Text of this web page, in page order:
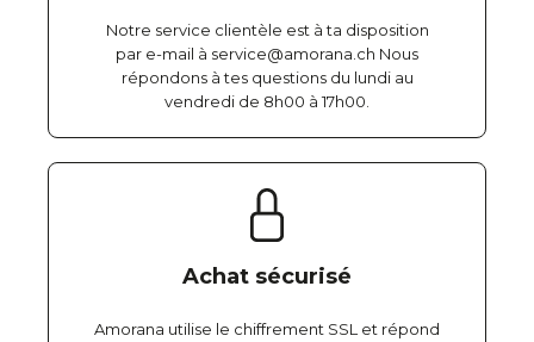
Notre service clientèle est à ta disposition
par e-mail à service@amorana.ch Nous
répondons à tes questions du lundi au
vendredi de 8h00 à 17h00.
Achat sécurisé
Amorana utilise le chiffrement SSL et répond